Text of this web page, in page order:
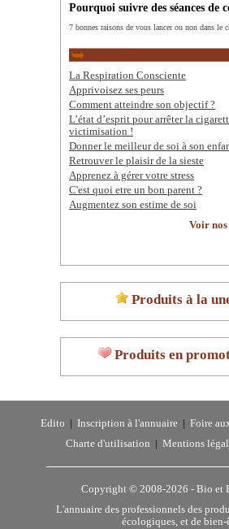
Pourquoi suivre des séances de
7 bonnes raisons de vous lancer ou non dans le
La Respiration Consciente
Apprivoisez ses peurs
Comment atteindre son objectif ?
L’état d’esprit pour arrêter la
victimisation !
Donner le meilleur de soi à son
Retrouver le plaisir de la sieste
Apprenez à gérer votre stress
C'est quoi etre un bon parent ?
Augmentez son estime de soi
Voir
Produits à la
Produits en
Edito Inscription à l'annuaire Foire
Charte d'utilisation
Mentions
Copyright © 2008-2026 - Bio et
L'annuaire des professionnels des
écologiques, et de bien-